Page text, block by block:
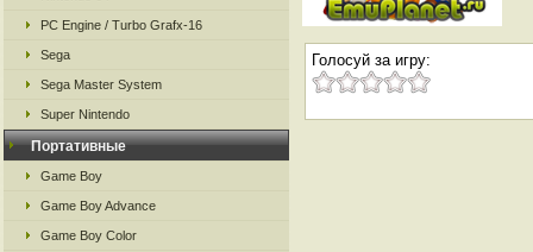
PC Engine / Turbo Grafx-16
Sega
Sega Master System
Super Nintendo
Портативные
Game Boy
Game Boy Advance
Game Boy Color
Голосуй за игру: